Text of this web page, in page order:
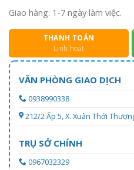
Giao hàng: 1-7 ngày làm việc.
THANH TOÁN
Linh hoạt
VĂN PHÒNG GIAO DỊCH
0938990338
212/2 Ấp 5, X. Xuân Thới
TRỤ SỞ CHÍNH
0967032329